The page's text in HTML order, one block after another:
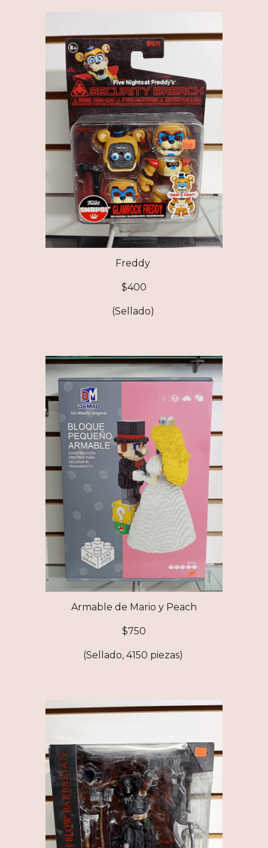
Freddy
$400
(Sellado)
Armable de Mario y Peach
$750
(Sellado, 4150 piezas)